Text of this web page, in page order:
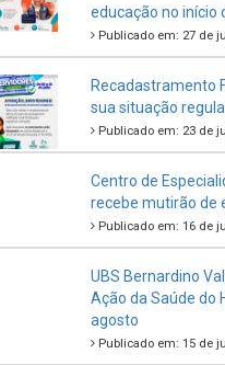
educação no início
Publicado em: 27 de
Recadastramento
sua situação
Publicado em: 23 de
Centro de
recebe mutirão de
Publicado em: 16 de
UBS Bernardino
Ação da Saúde do
agosto
Publicado em: 15 de